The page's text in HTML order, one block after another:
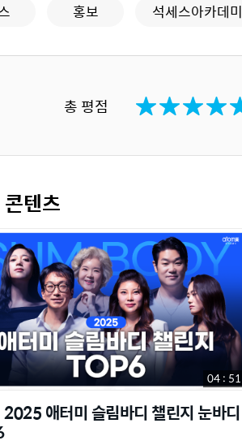
홍보 석세스아카데미
총 평점
텐츠
애터미 슬림바디 챌린지 눈바디
04 : 51